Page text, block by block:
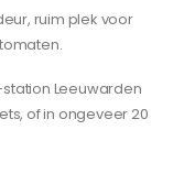
ruim plek voor
Leeuwarden
of in ongeveer 20